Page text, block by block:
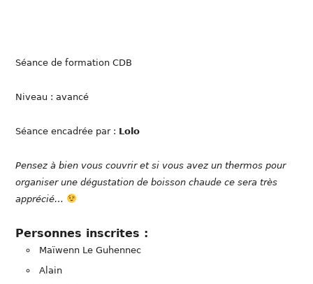
Séance de formation CDB
Niveau : avancé
Séance encadrée par : Lolo
Pensez à bien vous couvrir et si vous avez un thermos pour
organiser une dégustation de boisson chaude ce sera très
apprécié…
Personnes inscrites :
Maïwenn Le Guhennec
Alain